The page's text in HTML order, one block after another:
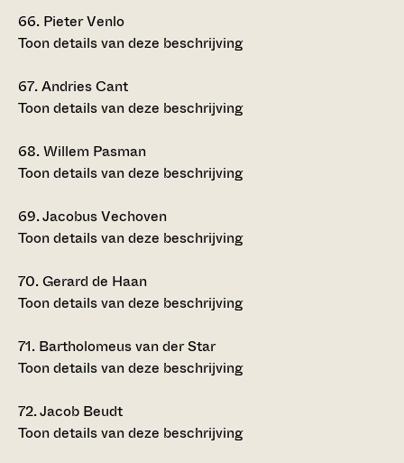
66. Pieter Venlo
Toon details van deze beschrijving
67.Andries Cant
Toon details van deze beschrijving
68.Willem Pasman
Toon details van deze beschrijving
69.Jacobus Vechoven
Toon details van deze beschrijving
70.Gerard de Haan
Toon details van deze beschrijving
71. Bartholomeus van der Star
Toon details van deze beschrijving
72.Jacob Beudt
Toon details van deze beschrijving